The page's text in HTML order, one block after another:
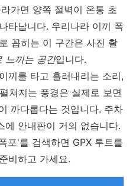
가면 양쪽 절벽이 온통 초
타납니다. 우리나라 이끼 폭
꼽히는 이 구간은 사진 촬
느끼는 공간입니다.
끼를 타고 흘러내리는 소리,
쳐지는 풍경은 실제로 보면
까다롭다는 것입니다. 주차
에 안내판이 거의 없습니다.
포'를 검색하면 GPX 루트를
비하고 가세요.